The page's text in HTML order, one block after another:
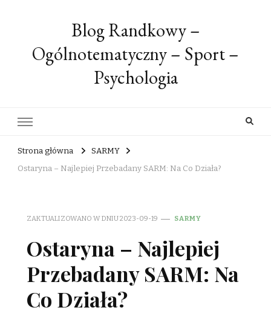
Blog Randkowy –
Ogólnotematyczny – Sport –
Psychologia
Strona główna
SARMY
Ostaryna – Najlepiej Przebadany SARM: Na Co Działa?
ZAKTUALIZOWANO W DNIU2023-09-19 SARMY
Ostaryna – Najlepiej
Przebadany SARM: Na
Co Działa?